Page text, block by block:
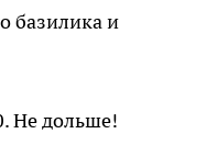
базилика и
Не дольше!